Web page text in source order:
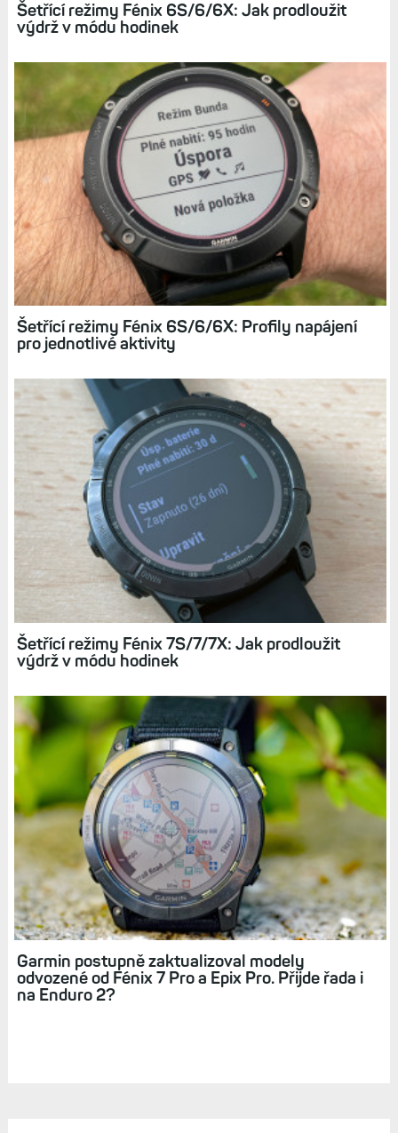
Šetřící režimy Fénix 6S/6/6X: Jak prodloužit
výdrž v módu hodinek
Šetřící režimy Fénix 6S/6/6X: Profily napájení
pro jednotlivé aktivity
Šetřící režimy Fénix 7S/7/7X: Jak prodloužit
výdrž v módu hodinek